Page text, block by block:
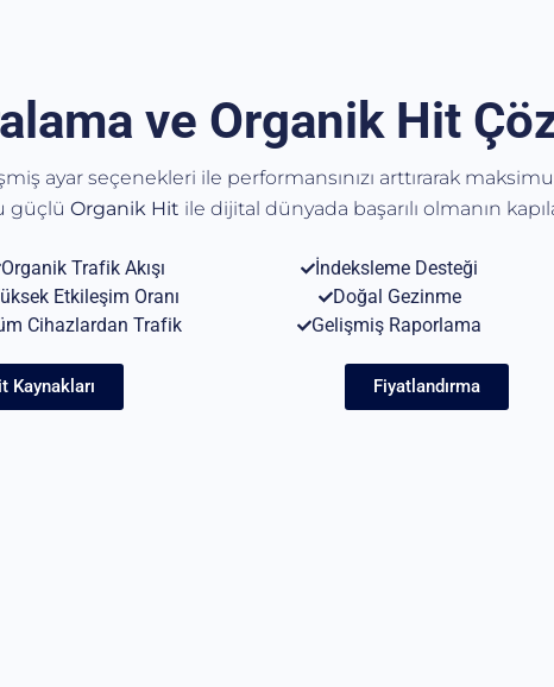
ve Organik Hit
ayar seçenekleri ile performansınızı arttırarak
güçlü Organik Hit ile dijital dünyada başarılı olmanın
Organik Trafik Akışı İndeksleme Desteği
Etkileşim Oranı Doğal Gezinme
Cihazlardan Trafik Gelişmiş Raporlama
Kaynakları Fiyatlandırma